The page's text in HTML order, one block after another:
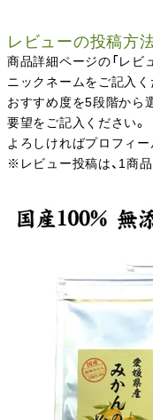
レビューの投稿方
商品詳細ページの「レビ
ニックネームをご記入く
おすすめ度を5段階から
要望をご記入ください。
よろしければプロフィー
※レビュー投稿は、1商